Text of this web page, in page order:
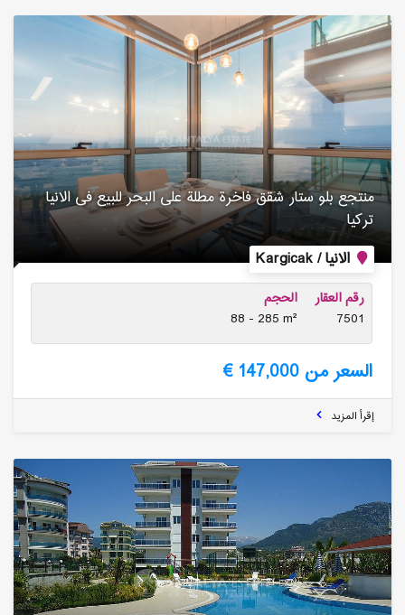
الانيا / Kargicak
منتجع بلو ستار شقق فاخرة مطلة على البحر للبیع فی الانیا
تركیا
رقم العقار
7501
الحجم
88 - 285 m²
السعر من 147,000 €
إقرأ المزيد